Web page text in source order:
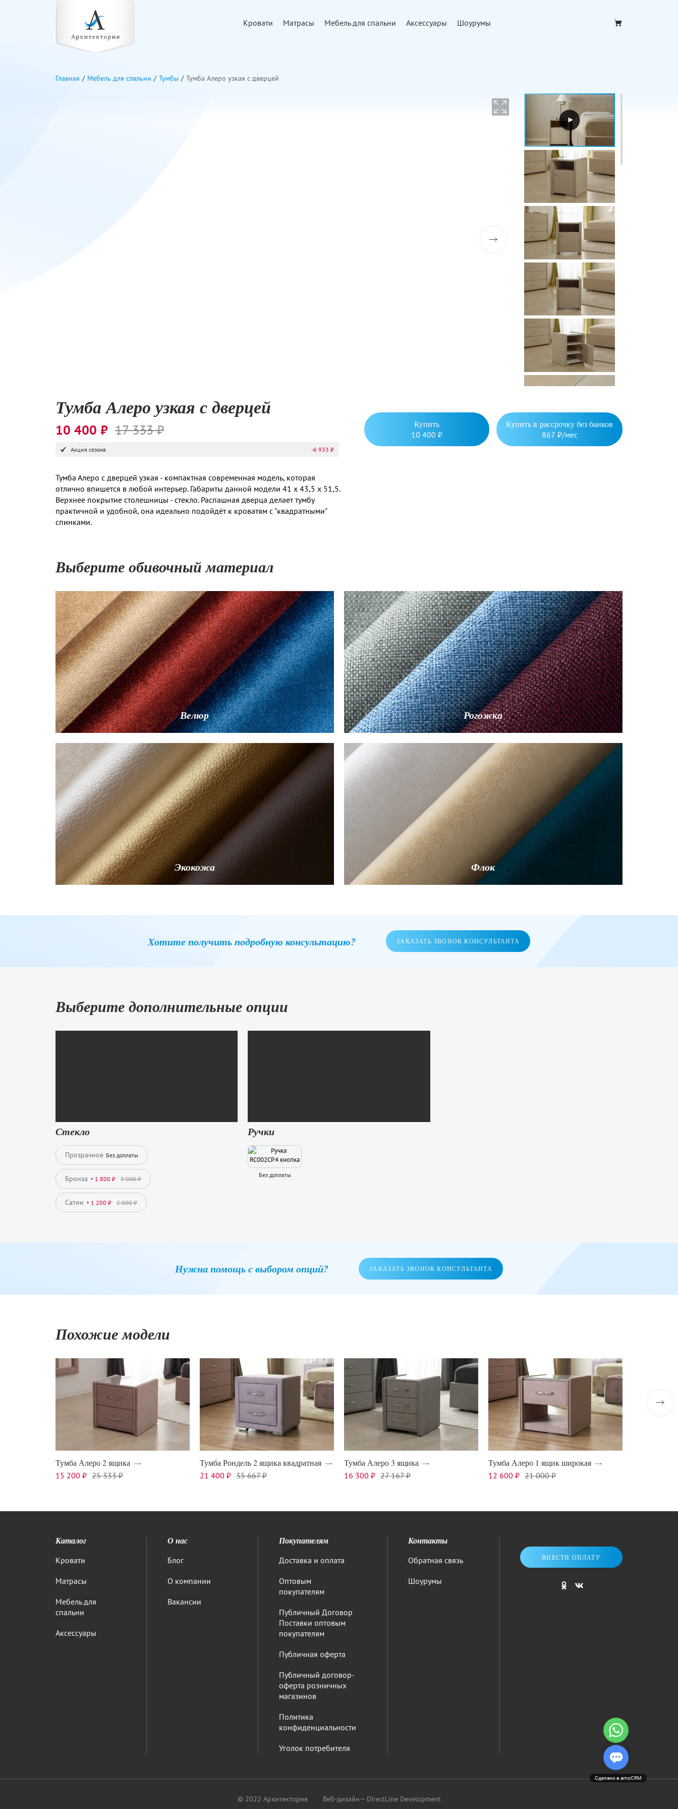
Кровати Матрасы Мебель для спальни Аксессуары Шоурумы
Главная Мебель для спальни Тумбы Тумба Алеро узкая с дверцей
Тумба Алеро узкая с дверцей
10 400 ₽ 17 333 ₽
Акция сезона -6 933 ₽
Купить
10 400 ₽
Купить в рассрочку без банков
867 ₽/мес
Тумба Алеро с дверцей узкая - компактная современная модель, которая
отлично впишется в любой интерьер. Габариты данной модели 41 х 43,5 х 51,5.
Верхнее покрытие столешницы - стекло. Распашная дверца делает тумбу
практичной и удобной, она идеально подойдёт к кроватям с "квадратными"
спинками.
Выберите обивочный материал
Велюр Рогожка
Экокожа Флок
Хотите получить подробную консультацию? ЗАКАЗАТЬ ЗВОНОК КОНСУЛЬТАНТА
Выберите дополнительные опции
Стекло
Прозрачное Без доплаты
Бронза + 1 800 ₽ 3 000 ₽
Сатин + 1 200 ₽ 2 000 ₽
Ручки
Без доплаты
Нужна помощь с выбором опций? ЗАКАЗАТЬ ЗВОНОК КОНСУЛЬТАНТА
Похожие модели
Тумба Алеро 2 ящика
15 200 ₽ 25 333 ₽
Тумба Рондель 2 ящика квадратная
21 400 ₽ 35 667 ₽
Тумба Алеро 3 ящика
16 300 ₽ 27 167 ₽
Тумба Алеро 1 ящик широкая
12 600 ₽ 21 000 ₽
Каталог
Кровати
Матрасы
Мебель для
спальни
Аксессуары
О нас
Блог
О компании
Вакансии
Покупателям
Доставка и оплата
Оптовым
покупателям
Публичный Договор
Поставки оптовым
покупателям
Публичная оферта
Публичный договор-
оферта розничных
магазинов
Политика
конфиденциальности
Уголок потребителя
Контакты
Обратная связь
Шоурумы
ВНЕСТИ ОПЛАТУ
© 2022 Архитектория Веб-дизайн— DirectLine Development
Сделано в amoCRM